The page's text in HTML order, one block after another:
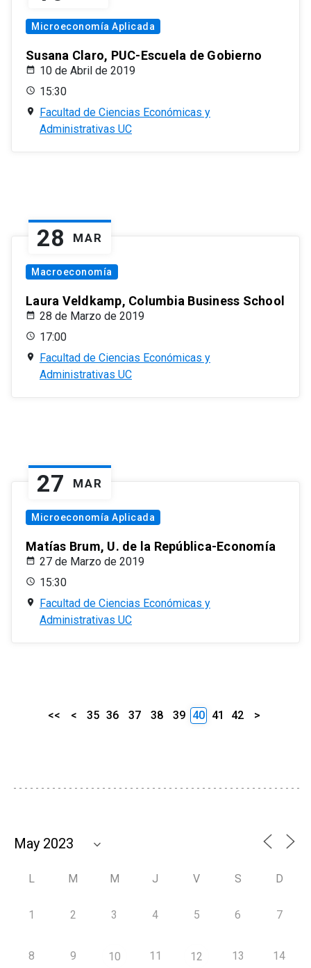
Microeconomía Aplicada
Susana Claro, PUC-Escuela de Gobierno
10 de Abril de 2019
15:30
Facultad de Ciencias Económicas y
Administrativas UC
28 MAR
Macroeconomía
Laura Veldkamp, Columbia Business School
28 de Marzo de 2019
17:00
Facultad de Ciencias Económicas y
Administrativas UC
27 MAR
Microeconomía Aplicada
Matías Brum, U. de la República-Economía
27 de Marzo de 2019
15:30
Facultad de Ciencias Económicas y
Administrativas UC
<< < 35 36 37 38 39 40 41 42 >
L M M J V S D
1 2 3 4 5 6 7
8 9 10 11 12 13 14